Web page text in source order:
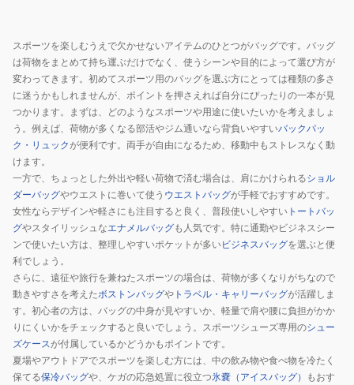
スポーツを楽しむうえで欠かせないアイテムのひとつがバッグです。バッグ
は荷物をまとめて持ち運ぶだけでなく、使うシーンや目的によって選び方が
変わってきます。初めてスポーツ用のバッグを選ぶ方にとっては種類の多さ
に迷うかもしれませんが、ポイントを押さえれば自分にぴったりの一本が見
つかります。まずは、どのようなスポーツや用途に使いたいかを考えましょ
う。例えば、荷物が多くなる部活やジム通いなら背負いやすいバックパッ
ク・リュックが便利です。両手が自由になるため、移動中もストレスなく動
けます。
一方で、ちょっとした外出や軽い荷物で済む場合は、肩にかけられるショル
ダーバッグやウエストに巻いて使う ウエストバッグが手軽でおすすめです。
女性ならデザインや軽さにも注目すると良く、普段使いしやすい トートバッ
グやスタイリッシュなエナメルバッグも人気です。特に通勤やビジネスシー
ンで使いたい方は、整理しやすいポケットが多いビジネスバッグを選ぶと便
利でしょう。
さらに、遠征や旅行を兼ねたスポーツの場合は、荷物が多くなりがちなので
動きやすさを考えたボストンバッグや トラベル・キャリーバッグが活躍しま
す。初心者の方は、バッグの中身が見やすいか、軽量で肩や腰に負担がかか
りにくいかをチェックすると良いでしょう。スポーツシューズ専用のシュー
ズケースが付属しているかどうかもポイントです。
夏場やアウトドアでスポーツを楽しむ方には、中の飲み物や食べ物を冷たく
保てる保冷バッグや、ケガの応急処置に役立つ氷嚢（アイスバッグ） もおす